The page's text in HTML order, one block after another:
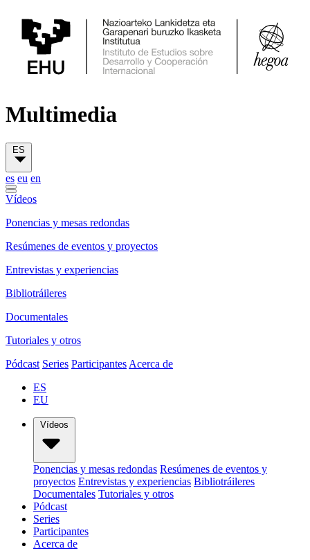
Multimedia
ES
es eu en
Vídeos
Ponencias y mesas redondas
Resúmenes de eventos y proyectos
Entrevistas y experiencias
Bibliotráileres
Documentales
Tutoriales y otros
Pódcast Series Participantes Acerca de
ES
EU
Vídeos
Ponencias y mesas redondas Resúmenes de eventos y
proyectos Entrevistas y experiencias Bibliotráileres
Documentales Tutoriales y otros
Pódcast
Series
Participantes
Acerca de